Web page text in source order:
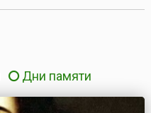
Дни памяти